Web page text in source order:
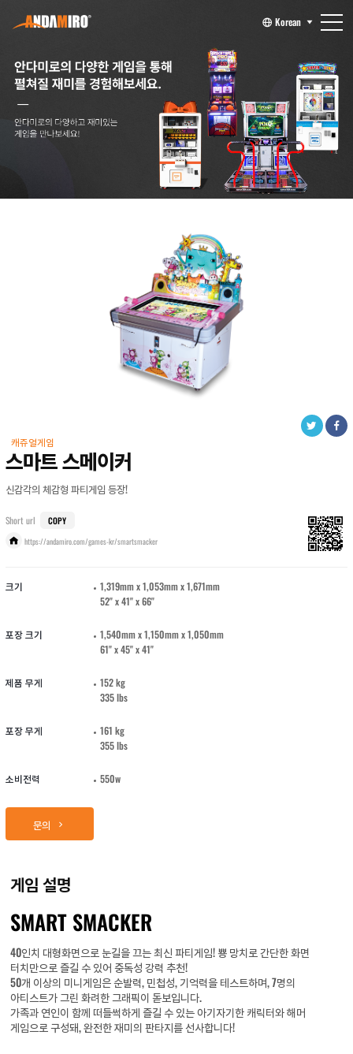
Korean
캐쥬얼게임
스마트 스메이커
신감각의 체감형 파티게임 등장!
Short url COPY
https://andamiro.com/games-kr/smartsmacker
크기
1,319mm x 1,053mm x 1,671mm
52" x 41" x 66"
포장 크기
1,540mm x 1,150mm x 1,050mm
61" x 45" x 41"
제품 무게
152 kg
335 lbs
포장 무게
161 kg
355 lbs
소비전력 550w
문의
게임 설명
SMART SMACKER
40인치 대형화면으로 눈길을 끄는 최신 파티게임! 뿅 망치로 간단한 화면
터치만으로 즐길 수 있어 중독성 강력 추천!
50개 이상의 미니게임은 순발력, 민첩성, 기억력을 테스트하며, 7명의
아티스트가 그린 화려한 그래픽이 돋보입니다.
가족과 연인이 함께 떠들썩하게 즐길 수 있는 아기자기한 캐릭터와 해머
게임으로 구성돼, 완전한 재미의 판타지를 선사합니다!